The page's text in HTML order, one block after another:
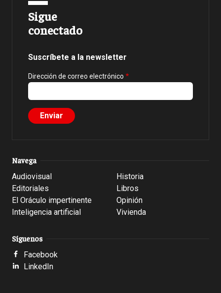
Sigue
conectado
Suscríbete a la newsletter
Dirección de correo electrónico
Navega
Audiovisual
Editoriales
El Oráculo impertinente
Inteligencia artificial
Historia
Libros
Opinión
Vivienda
Síguenos
Facebook
LinkedIn